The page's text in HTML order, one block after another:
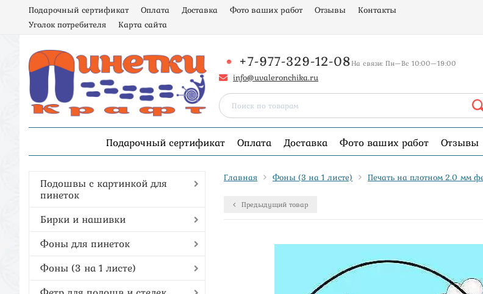
Подарочный сертификат Оплата Доставка Фото ваших работ Отзывы
Контакты
Уголок потребителя
Карта сайта
+7-977-329-12-08На связи: Пн—Вс 10:00—19:00
info@uvaleronchika.ru
Подарочный сертификат Оплата Доставка Фото ваших работ Отзывы
Подошвы с картинкой для
пинеток
Бирки и нашивки
Фоны для пинеток
Фоны (3 на 1 листе)
Главная Фоны (3 на 1 листе) Печать на плотном 2.0 мм
Предыдущий товар